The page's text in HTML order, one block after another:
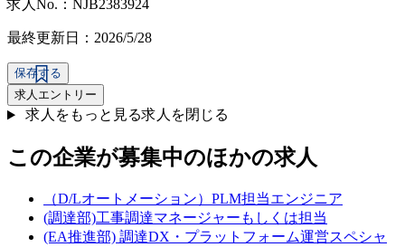
求人No.：NJB2383924
最終更新日：2026/5/28
保存する
求人エントリー
求人をもっと見る求人を閉じる
この企業が募集中のほかの求人
（D/Lオートメーション）PLM担当エンジニア
(調達部)工事調達マネージャーもしくは担当
(EA推進部) 調達DX・プラットフォーム運営スペシャ